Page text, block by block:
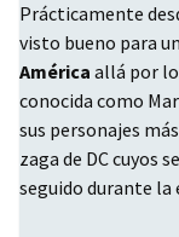
Prácticamente
visto bueno para
América allá por
conocida como
sus personajes
zaga de DC cuyos
seguido durante la